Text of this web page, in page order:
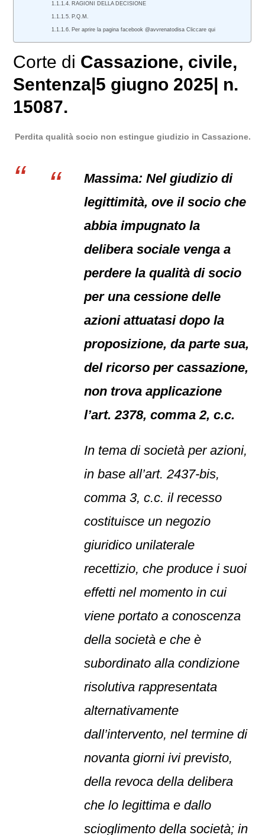
RAGIONI DELLA DECISIONE
P.Q.M.
Per aprire la pagina facebook @avvrenatodisa Cliccare qui
Corte di Cassazione, civile,
Sentenza|5 giugno 2025| n.
15087.
Perdita qualità socio non estingue giudizio in Cassazione.
Massima: Nel giudizio di
legittimità, ove il socio che
abbia impugnato la
delibera sociale venga a
perdere la qualità di socio
per una cessione delle
azioni attuatasi dopo la
proposizione, da parte sua,
del ricorso per cassazione,
non trova applicazione
l’art. 2378, comma 2, c.c.
In tema di società per azioni,
in base all’art. 2437-bis,
comma 3, c.c. il recesso
costituisce un negozio
giuridico unilaterale
recettizio, che produce i suoi
effetti nel momento in cui
viene portato a conoscenza
della società e che è
subordinato alla condizione
risolutiva rappresentata
alternativamente
dall’intervento, nel termine di
novanta giorni ivi previsto,
della revoca della delibera
che lo legittima e dallo
scioglimento della società; in